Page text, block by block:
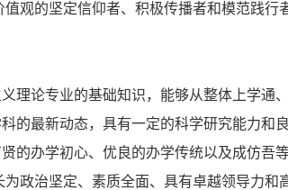
观的坚定信仰者、积极传播者和模范践
义理论专业的基础知识，能够从整体上学通
的最新动态，具有一定的科学研究能力和
贤的办学初心、优良的办学传统以及成仿
政治坚定、素质全面、具有卓越领导力和